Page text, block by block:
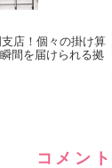
店！個々の掛け算
間を届けられる拠
コメント